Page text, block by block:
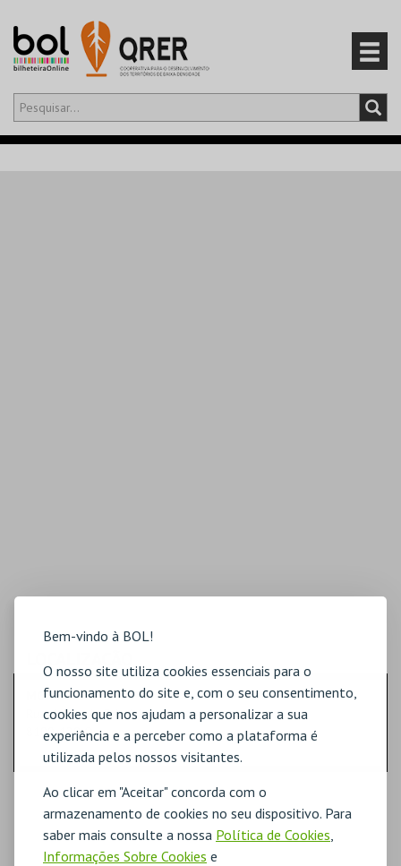
Bem-vindo à BOL!
O nosso site utiliza cookies essenciais para o
funcionamento do site e, com o seu consentimento,
cookies que nos ajudam a personalizar a sua
experiência e a perceber como a plataforma é
utilizada pelos nossos visitantes.
Ao clicar em "Aceitar" concorda com o
armazenamento de cookies no seu dispositivo. Para
saber mais consulte a nossa Política de Cookies
Informações Sobre Cookies e
Olá,iniciar sessão
MORADA
Rua da Escola Primária
8100-129 Querença